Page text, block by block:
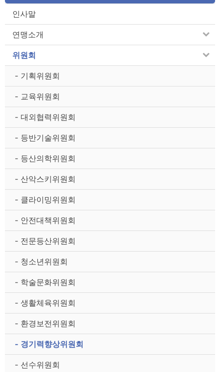
인사말
연맹소개
위원회
- 기획위원회
- 교육위원회
- 대외협력위원회
- 등반기술위원회
- 등산의학위원회
- 산악스키위원회
- 클라이밍위원회
- 안전대책위원회
- 전문등산위원회
- 청소년위원회
- 학술문화위원회
- 생활체육위원회
- 환경보전위원회
- 경기력향상위원회
- 선수위원회